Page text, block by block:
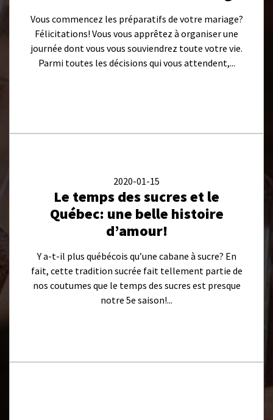
Vous commencez les préparatifs de votre mariage?
Félicitations! Vous vous apprêtez à organiser une
journée dont vous vous souviendrez toute votre vie.
Parmi toutes les décisions qui vous attendent,...
2020-01-15
Le temps des sucres et le
Québec: une belle histoire
d’amour!
Y a-t-il plus québécois qu’une cabane à sucre? En
fait, cette tradition sucrée fait tellement partie de
nos coutumes que le temps des sucres est presque
notre 5e saison!...